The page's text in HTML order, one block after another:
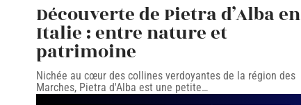
Découverte de Pietra d’Alba en
Italie : entre nature et
patrimoine
Nichée au cœur des collines verdoyantes de la région des
Marches, Pietra d'Alba est une petite…